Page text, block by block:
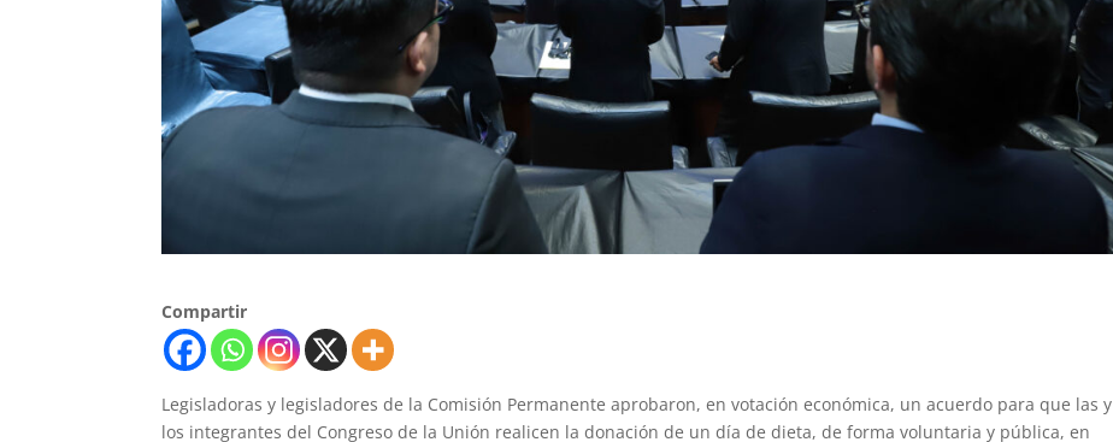
Compartir
Legisladoras y legisladores de la Comisión Permanente aprobaron, en votación económica, un acuerdo para que las y
los integrantes del Congreso de la Unión realicen la donación de un día de dieta, de forma voluntaria y pública, en